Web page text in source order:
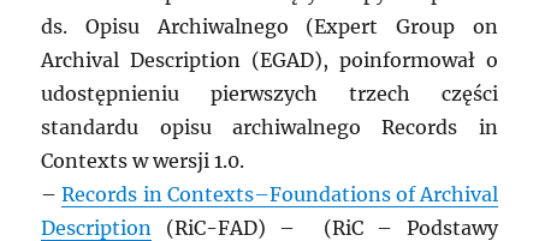
ds. Opisu Archiwalnego (Expert Group on
Archival Description (EGAD), poinformował o
udostępnieniu pierwszych trzech części
standardu opisu archiwalnego Records in
Contexts w wersji 1.0.
–Records in Contexts–Foundations of Archival
Description
(RiC-FAD) – (RiC – Podstawy